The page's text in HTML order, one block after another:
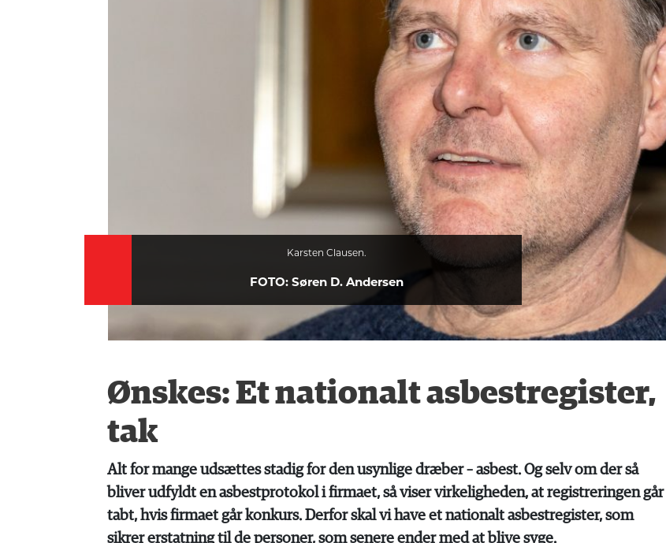
Karsten Clausen.
FOTO: Søren D. Andersen
Ønskes: Et nationalt asbestregister,
tak
Alt for mange udsættes stadig for den usynlige dræber – asbest. Og selv om der så
bliver udfyldt en asbestprotokol i firmaet, så viser virkeligheden, at registreringen går
tabt, hvis firmaet går konkurs. Derfor skal vi have et nationalt asbestregister, som
sikrer erstatning til de personer, som senere ender med at blive syge.